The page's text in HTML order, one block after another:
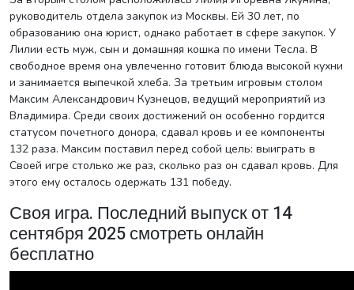
руководитель отдела закупок из Москвы. Ей 30 лет, по
образованию она юрист, однако работает в сфере закупок. У
Лилии есть муж, сын и домашняя кошка по имени Тесла. В
свободное время она увлеченно готовит блюда высокой кухни
и занимается выпечкой хлеба. За третьим игровым столом
Максим Александрович Кузнецов, ведущий мероприятий из
Владимира. Среди своих достижений он особенно гордится
статусом почетного донора, сдавал кровь и ее компоненты
132 раза. Максим поставил перед собой цель: выиграть в
Своей игре столько же раз, сколько раз он сдавал кровь. Для
этого ему осталось одержать 131 победу.
Своя игра. Последний выпуск от 14
сентября 2025 смотреть онлайн
бесплатно